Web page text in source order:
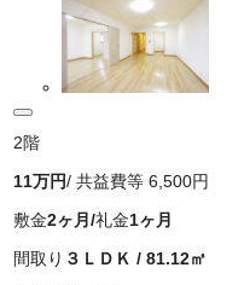
2階
11万円/ 共益費等 6,500円
敷金2ヶ月 /礼金1ヶ月
間取り ３ＬＤＫ / 81.12㎡